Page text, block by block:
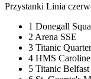
Przystanki Linia
1 Donegall
2 Arena SSE
3 Titanic Quarter
4 HMS Caroline
5 Titanic Belfast